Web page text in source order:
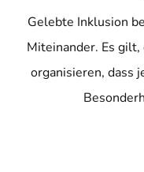
Gelebte Inklusion
Miteinander. Es
organisieren, dass